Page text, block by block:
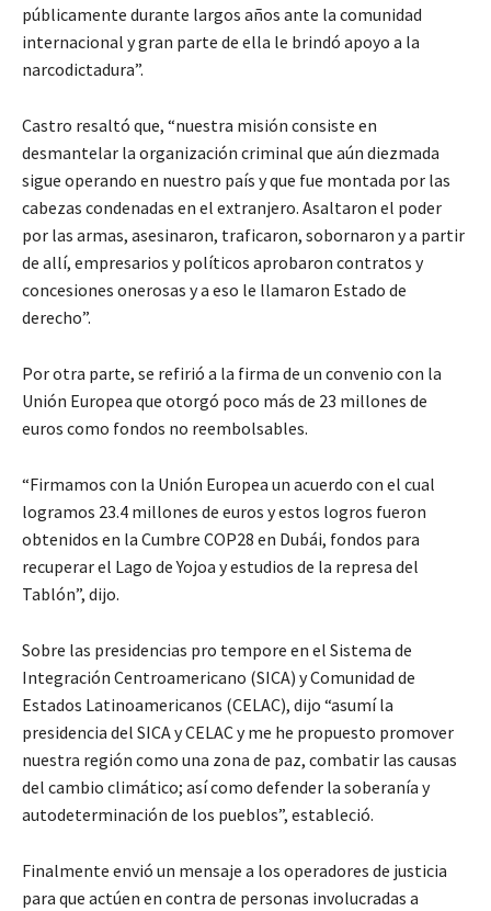
públicamente durante largos años ante la comunidad
internacional y gran parte de ella le brindó apoyo a la
narcodictadura”.
Castro resaltó que, “nuestra misión consiste en
desmantelar la organización criminal que aún diezmada
sigue operando en nuestro país y que fue montada por las
cabezas condenadas en el extranjero. Asaltaron el poder
por las armas, asesinaron, traficaron, sobornaron y a partir
de allí, empresarios y políticos aprobaron contratos y
concesiones onerosas y a eso le llamaron Estado de
derecho”.
Por otra parte, se refirió a la firma de un convenio con la
Unión Europea que otorgó poco más de 23 millones de
euros como fondos no reembolsables.
“Firmamos con la Unión Europea un acuerdo con el cual
logramos 23.4 millones de euros y estos logros fueron
obtenidos en la Cumbre COP28 en Dubái, fondos para
recuperar el Lago de Yojoa y estudios de la represa del
Tablón”, dijo.
Sobre las presidencias pro tempore en el Sistema de
Integración Centroamericano (SICA) y Comunidad de
Estados Latinoamericanos (CELAC), dijo “asumí la
presidencia del SICA y CELAC y me he propuesto promover
nuestra región como una zona de paz, combatir las causas
del cambio climático; así como defender la soberanía y
autodeterminación de los pueblos”, estableció.
Finalmente envió un mensaje a los operadores de justicia
para que actúen en contra de personas involucradas a